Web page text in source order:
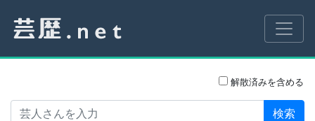
解散済みを含める
検索